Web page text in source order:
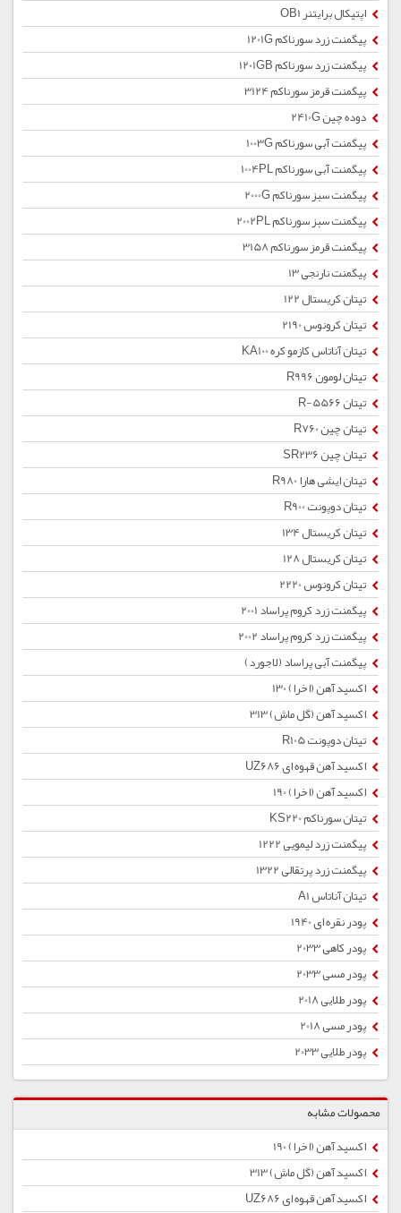
اپتیکال برایتنر OB1
پیگمنت زرد سورناکم 1201G
پیگمنت زرد سورناکم 1201GB
پیگمنت قرمز سورناکم 3124
دوده چین 2410G
پیگمنت آبی سورناکم 1003G
پیگمنت آبی سورناکم 1004PL
پیگمنت سبز سورناکم 2000G
پیگمنت سبز سورناکم 2002PL
پیگمنت قرمز سورناکم 3158
پیگمنت نارنجی 13
تیتان کریستال 122
تیتان کرونوس 2190
تیتان آناتاس کازمو کره KA100
تیتان لومون R996
تیتان R-5566
تیتان چین R760
تیتان چین SR236
تیتان ایشی هارا R980
تیتان دوپونت R900
تیتان کریستال 134
تیتان کریستال 128
تیتان کرونوس 2220
پیگمنت زرد كروم پراساد 2001
پیگمنت زرد كروم پراساد 2002
پیگمنت آبی پراساد (لاجورد)
اکسید آهن (اخرا) 130
اکسید آهن (گل ماش) 313
تیتان دوپونت R105
اکسید آهن قهوه ای UZ686
اکسید آهن (اخرا) 190
تیتان سورناکم KS220
پیگمنت زرد لیمویی 1222
پیگمنت زرد پرتقالی 1322
تیتان آناتاس A1
پودر نقره ای 1940
پودر کاهی 2033
پودر مسی 2033
پودر طلایی 2018
پودر مسی 2018
پودر طلایی 2033
محصولات مشابه
اکسید آهن (اخرا) 190
اکسید آهن (گل ماش) 313
اکسید آهن قهوه ای UZ686